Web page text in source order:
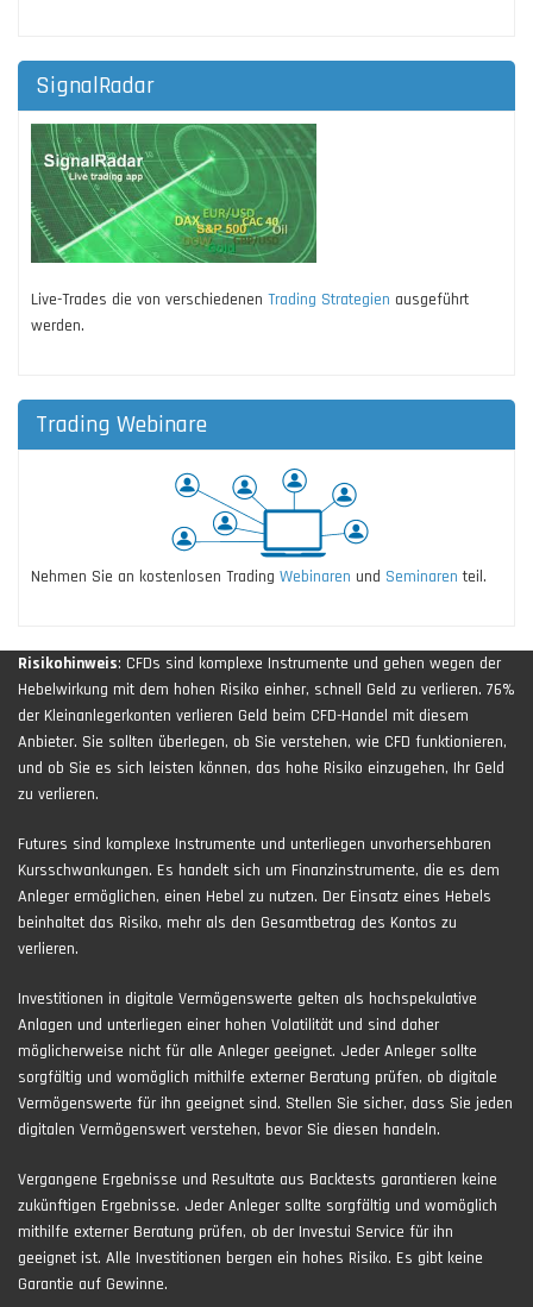
SignalRadar
Live-Trades die von verschiedenen Trading Strategien ausgeführt
werden.
Trading Webinare
Nehmen Sie an kostenlosen Trading Webinaren und Seminaren teil.
Risikohinweis: CFDs sind komplexe Instrumente und gehen wegen der
Hebelwirkung mit dem hohen Risiko einher, schnell Geld zu verlieren. 76%
der Kleinanlegerkonten verlieren Geld beim CFD-Handel mit diesem
Anbieter. Sie sollten überlegen, ob Sie verstehen, wie CFD funktionieren,
und ob Sie es sich leisten können, das hohe Risiko einzugehen, Ihr Geld
zu verlieren.
Futures sind komplexe Instrumente und unterliegen unvorhersehbaren
Kursschwankungen. Es handelt sich um Finanzinstrumente, die es dem
Anleger ermöglichen, einen Hebel zu nutzen. Der Einsatz eines Hebels
beinhaltet das Risiko, mehr als den Gesamtbetrag des Kontos zu
verlieren.
Investitionen in digitale Vermögenswerte gelten als hochspekulative
Anlagen und unterliegen einer hohen Volatilität und sind daher
möglicherweise nicht für alle Anleger geeignet. Jeder Anleger sollte
sorgfältig und womöglich mithilfe externer Beratung prüfen, ob digitale
Vermögenswerte für ihn geeignet sind. Stellen Sie sicher, dass Sie jeden
digitalen Vermögenswert verstehen, bevor Sie diesen handeln.
Vergangene Ergebnisse und Resultate aus Backtests garantieren keine
zukünftigen Ergebnisse. Jeder Anleger sollte sorgfältig und womöglich
mithilfe externer Beratung prüfen, ob der Investui Service für ihn
geeignet ist. Alle Investitionen bergen ein hohes Risiko. Es gibt keine
Garantie auf Gewinne.